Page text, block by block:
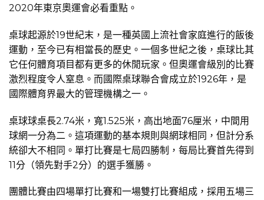
2020年東京奧運會必看重點。
桌球起源於19世紀末，是一種英國上流社會家庭進行的飯後
運動，至今已有相當長的歷史。一個多世紀之後，桌球比其
它任何體育項目都有更多的休閒玩家。但奧運會級別的比賽
激烈程度令人窒息。而國際桌球聯合會成立於1926年，是
國際體育界最大的管理機構之一。
桌球球桌長2.74米，寬1.525米，高出地面76厘米，中間用
球網一分為二。這項運動的基本規則與網球相同，但計分系
統卻大不相同。單打比賽是七局四勝制，每局比賽首先得到
11分（領先對手2分）的選手獲勝。
團體比賽由四場單打比賽和一場雙打比賽組成，採用五場三